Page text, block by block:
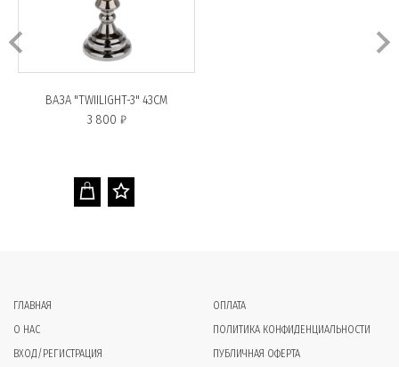
ВАЗА "TWIILIGHT-3" 43СМ
3 800 ₽
ГЛАВНАЯ
О НАС
ВХОД/РЕГИСТРАЦИЯ
ОПЛАТА
ПОЛИТИКА КОНФИДЕНЦИАЛЬНОСТИ
ПУБЛИЧНАЯ ОФЕРТА